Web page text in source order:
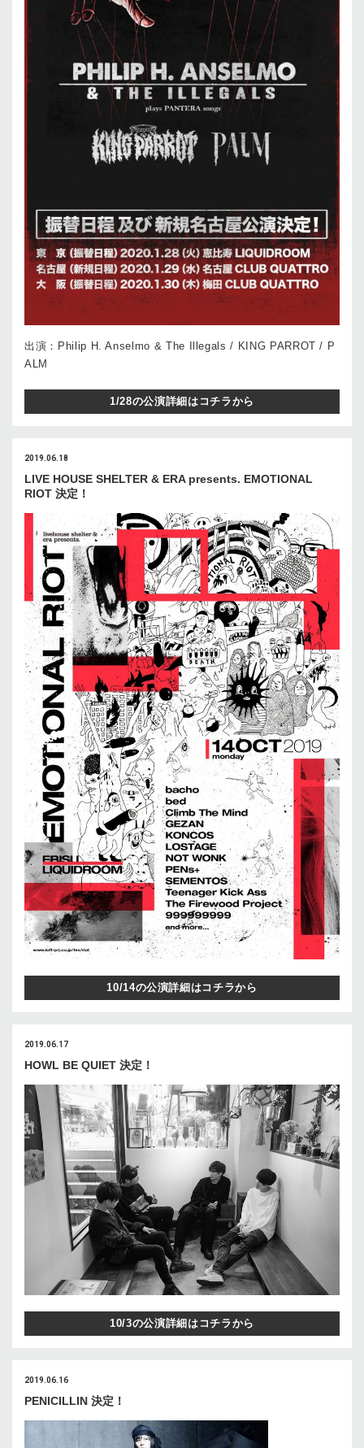
出演：Philip H. Anselmo & The Illegals / KING PARROT / P
ALM
1/28の公演詳細はコチラから
2019.06.18
LIVE HOUSE SHELTER & ERA presents. EMOTIONAL
RIOT 決定！
10/14の公演詳細はコチラから
2019.06.17
HOWL BE QUIET 決定！
10/3の公演詳細はコチラから
2019.06.16
PENICILLIN 決定！